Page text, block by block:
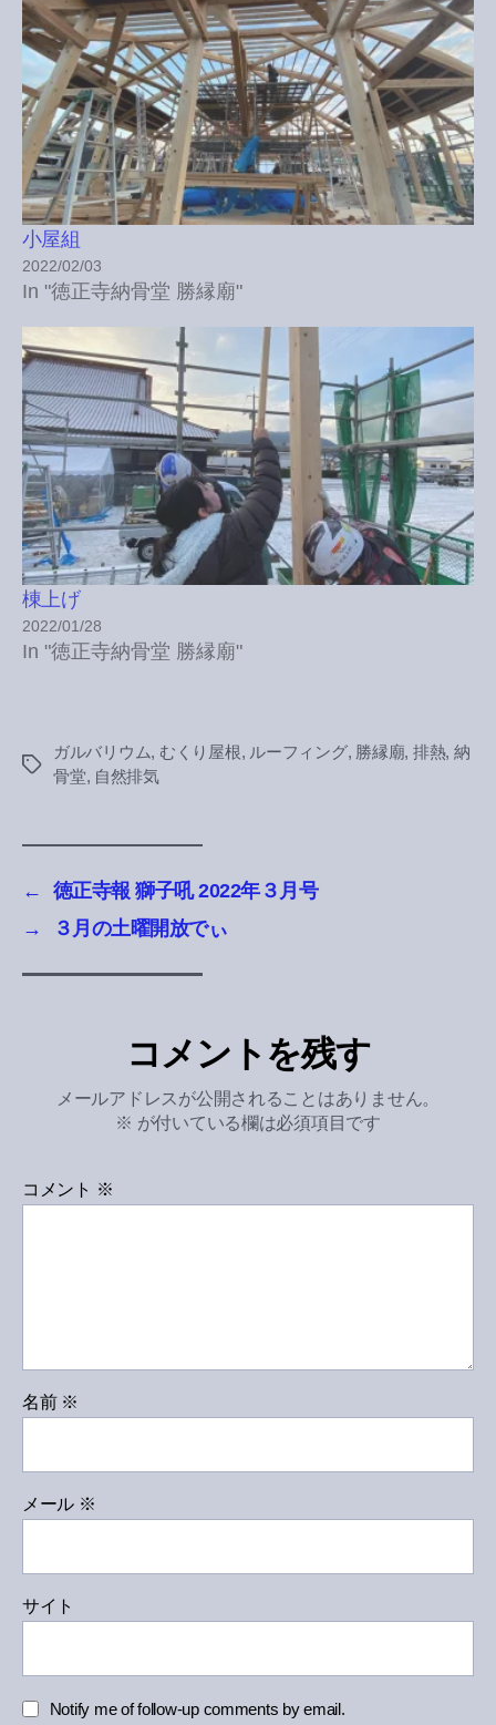
小屋組
2022/02/03
In "徳正寺納骨堂 勝縁廟"
棟上げ
2022/01/28
In "徳正寺納骨堂 勝縁廟"
Tags
ガルバリウム, むくり屋根, ルーフィング, 勝縁廟, 排熱, 納
骨堂, 自然排気
←
徳正寺報 獅子吼 2022年３月号
→
３月の土曜開放でぃ
コメントを残す
メールアドレスが公開されることはありません。
※ が付いている欄は必須項目です
コメント ※
名前 ※
メール ※
サイト
Notify me of follow-up comments by email.